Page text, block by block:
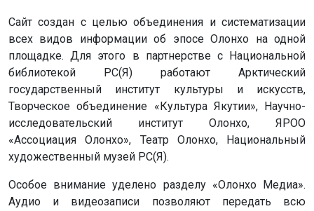
Сайт создан с целью объединения и систематизации
всех видов информации об эпосе Олонхо на одной
площадке. Для этого в партнерстве с Национальной
библиотекой РС(Я) работают Арктический
государственный институт культуры и искусств,
Творческое объединение «Культура Якутии», Научно-
исследовательский институт Олонхо, ЯРОО
«Ассоциация Олонхо», Театр Олонхо, Национальный
художественный музей РС(Я).
Особое внимание уделено разделу «Олонхо Медиа».
Аудио и видеозаписи позволяют передать всю